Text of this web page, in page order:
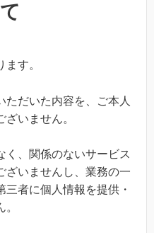
す。
ただいた内容を、ご本人
いません。
く、関係のないサービス
ざいませんし、業務の一
者に個人情報を提供・